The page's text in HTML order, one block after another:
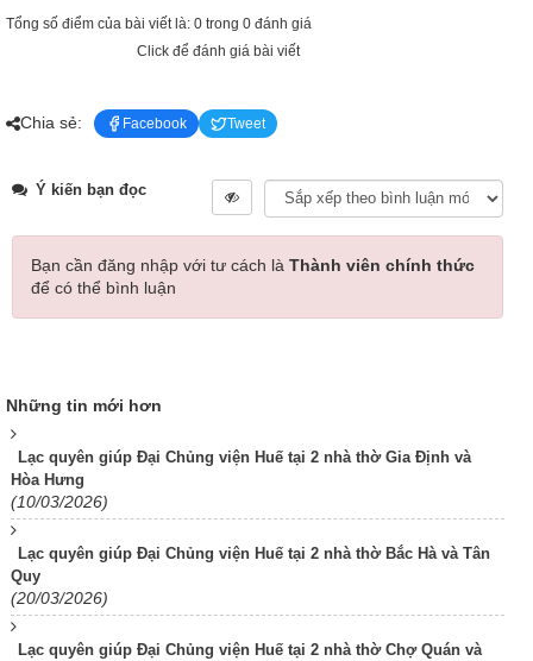
Tổng số điểm của bài viết là: 0 trong 0 đánh giá
Click để đánh giá bài viết
Chia sẻ: Facebook Tweet
Ý kiến bạn đọc
Bạn cần đăng nhập với tư cách là Thành viên chính thức
để có thể bình luận
Những tin mới hơn
Lạc quyên giúp Đại Chủng viện Huế tại 2 nhà thờ Gia Định và
Hòa Hưng
(10/03/2026)
Lạc quyên giúp Đại Chủng viện Huế tại 2 nhà thờ Bắc Hà và Tân
Quy
(20/03/2026)
Lạc quyên giúp Đại Chủng viện Huế tại 2 nhà thờ Chợ Quán và